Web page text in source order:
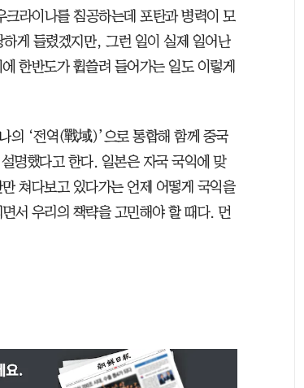
라이나를 침공하는데 포탄과 병력이 모
게 들렸겠지만, 그런 일이 실제 일어난
한반도가 휩쓸려 들어가는 일도 이렇게
의 ‘전역(戰域)’으로 통합해 함께 중국
명했다고 한다. 일본은 자국 국익에 맞
쳐다보고 있다가는 언제 어떻게 국익을
서 우리의 책략을 고민해야 할 때다. 먼